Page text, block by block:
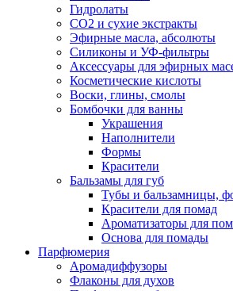
Гидролаты
СО2 и сухие экстракты
Эфирные масла, абсолюты
Силиконы и УФ-фильтры
Аксессуары для эфирных
Косметические кислоты
Воски, глины, смолы
Бомбочки для ванны
Украшения
Наполнители
Формы
Красители
Бальзамы для губ
Тубы и бальзамницы,
Красители для помад
Ароматизаторы для
Основа для помады
Парфюмерия
Аромадиффузоры
Флаконы для духов